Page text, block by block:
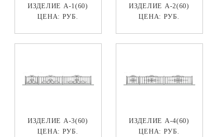
ИЗДЕЛИЕ А-1(60)
ЦЕНА: РУБ.
ИЗДЕЛИЕ А-2(60)
ЦЕНА: РУБ.
ИЗДЕЛИЕ А-3(60)
ЦЕНА: РУБ.
ИЗДЕЛИЕ А-4(60)
ЦЕНА: РУБ.